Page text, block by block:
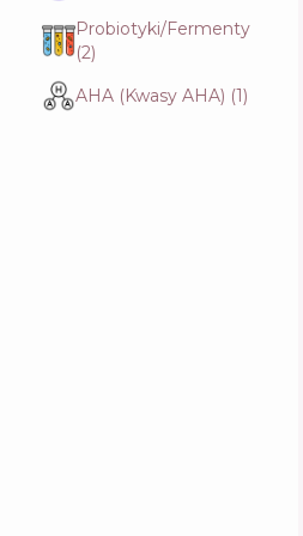
Probiotyki/Fermenty
(2)
AHA (Kwasy AHA) (1)